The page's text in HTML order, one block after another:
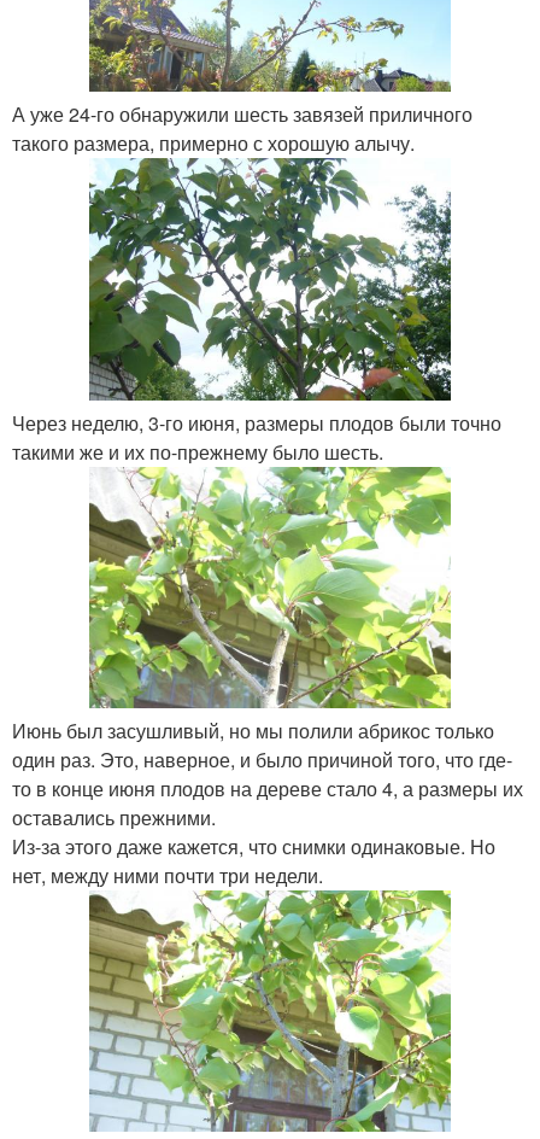
А уже 24-го обнаружили шесть завязей приличного
такого размера, примерно с хорошую алычу.
Через неделю, 3-го июня, размеры плодов были точно
такими же и их по-прежнему было шесть.
Июнь был засушливый, но мы полили абрикос только
один раз. Это, наверное, и было причиной того, что где-
то в конце июня плодов на дереве стало 4, а размеры их
оставались прежними.
Из-за этого даже кажется, что снимки одинаковые. Но
нет, между ними почти три недели.